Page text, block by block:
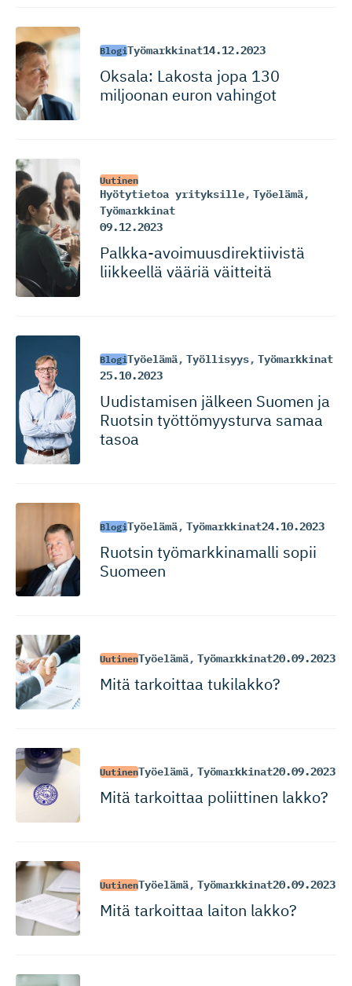
BlogiTyömarkkinat14.12.2023
Oksala: Lakosta jopa 130
miljoonan euron vahingot
Uutinen
Hyötytietoa yrityksille, Työelämä,
Työmarkkinat
09.12.2023
Palkka-avoi­muus­di­rek­tiivistä
liikkeellä vääriä väitteitä
BlogiTyöelämä, Työllisyys, Työmarkkinat
25.10.2023
Uudistamisen jälkeen Suomen ja
Ruotsin työttömyysturva samaa
tasoa
BlogiTyöelämä, Työmarkkinat24.10.2023
Ruotsin työmarkki­namalli sopii
Suomeen
UutinenTyöelämä, Työmarkkinat20.09.2023
Mitä tarkoittaa tukilakko?
UutinenTyöelämä, Työmarkkinat20.09.2023
Mitä tarkoittaa poliittinen lakko?
UutinenTyöelämä, Työmarkkinat20.09.2023
Mitä tarkoittaa laiton lakko?